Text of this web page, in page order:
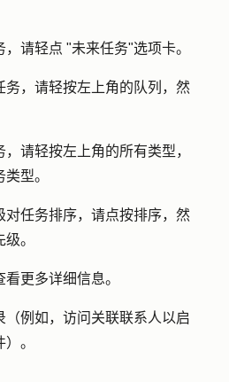
，请轻点 "未来任务"选项卡。
务，请轻按左上角的 队列 ，然
，请轻按左上角的所有类型，
类型。
对任务排序，请点按排序，然
级。
看更多详细信息。
（例如，访问关联联系人以启
。